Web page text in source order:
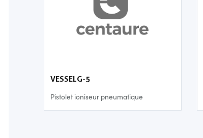
VESSELG-5
Pistolet ioniseur pneumatique